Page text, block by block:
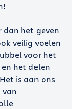
dan het geven
veilig voelen
voor het
het delen
is aan ons
van